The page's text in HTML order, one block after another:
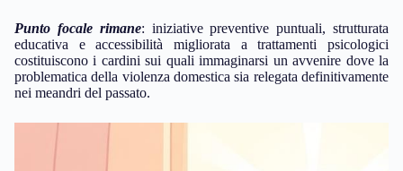
Punto focale rimane: iniziative preventive puntuali, strutturata
educativa e accessibilità migliorata a trattamenti psicologici
costituiscono i cardini sui quali immaginarsi un avvenire dove la
problematica della violenza domestica sia relegata definitivamente
nei meandri del passato.